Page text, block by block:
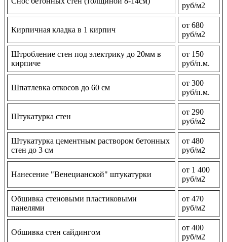
руб/м2
Кирпичная кладка в 1 кирпич
от 680
руб/м2
Штробление стен под электрику до 20мм в
кирпиче
от 150
руб/п.м.
Шпатлевка откосов до 60 см
от 300
руб/п.м.
Штукатурка стен
от 290
руб/м2
Штукатурка цементным раствором бетонных
стен до 3 см
от 480
руб/м2
Нанесение "Венецианской" штукатурки
от 1 400
руб/м2
Обшивка стеновыми пластиковыми
панелями
от 470
руб/м2
Обшивка стен сайдингом
от 400
руб/м2